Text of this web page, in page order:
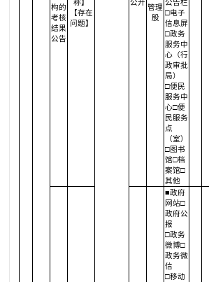
构的
考核
结果
公告
称】
【存在
问题】
公开
管理
股
公告栏
□电子
信息屏
□政务
服务中
心（行
政审批
局）
□便民
服务中
心□便
民服务
点
（室）
□图书
馆□档
案馆□
其他
■政府
网站□
政府公
报
□政务
微博□
政务微
信
□移动